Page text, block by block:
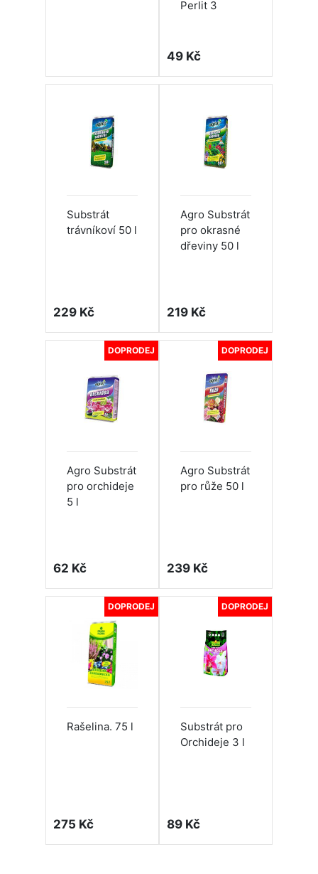
Perlit 3
49 Kč
Substrát
trávníkoví 50 l
229 Kč
Agro Substrát
pro okrasné
dřeviny 50 l
219 Kč
DOPRODEJ
Agro Substrát
pro orchideje
5 l
62 Kč
DOPRODEJ
Agro Substrát
pro růže 50 l
239 Kč
DOPRODEJ
Rašelina. 75 l
275 Kč
DOPRODEJ
Substrát pro
Orchideje 3 l
89 Kč